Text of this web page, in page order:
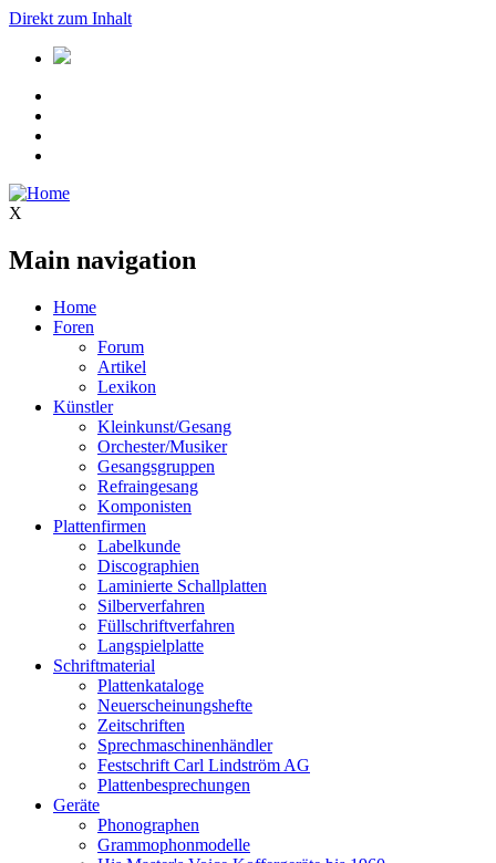
Direkt zum Inhalt
X
Main navigation
Home
Foren
Forum
Artikel
Lexikon
Künstler
Kleinkunst/Gesang
Orchester/Musiker
Gesangsgruppen
Refraingesang
Komponisten
Plattenfirmen
Labelkunde
Discographien
Laminierte Schallplatten
Silberverfahren
Füllschriftverfahren
Langspielplatte
Schriftmaterial
Plattenkataloge
Neuerscheinungshefte
Zeitschriften
Sprechmaschinenhändler
Festschrift Carl Lindström AG
Plattenbesprechungen
Geräte
Phonographen
Grammophonmodelle